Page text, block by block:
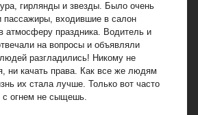
гирлянды и звезды. Было очень
пассажиры, входившие в салон
атмосферу праздника. Водитель и
на вопросы и объявляли
разгладились! Никому не
ни качать права. Как все же людям
их стала лучше. Только вот часто
с огнем не сыщешь.